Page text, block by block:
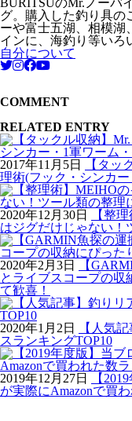
グ。購入した釣り具の
ーや富士五湖、相模湖
インに、海釣り等いろ
自分について
COMMENT
RELATED ENTRY
2017年11月5日
【タッ
理術(フック・シンカー
2020年12月30日
【整
はジグだけじゃない！
2020年2月3日
【
とライブスコープの収
て歓喜！
2020年1月2日
【人気
スランキングTOP10
2019年12月27日
【
が実際にAmazonで買